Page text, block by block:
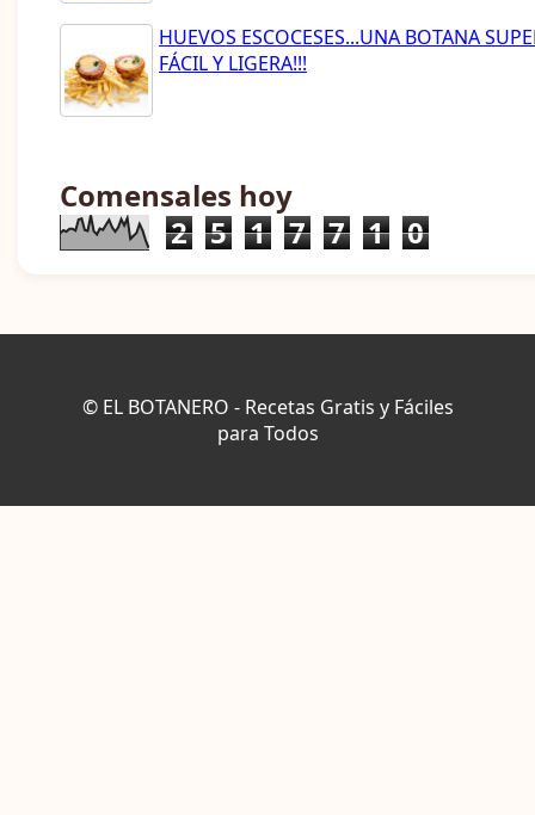
HUEVOS ESCOCESES...UNA BOTANA
FÁCIL Y LIGERA!!!
Comensales hoy
2 5 1 7 7 1 0
© EL BOTANERO - Recetas Gratis y Fáciles
para Todos